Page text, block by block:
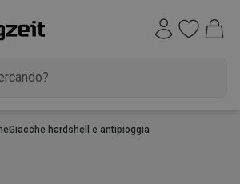
Giacche hardshell e antipioggia